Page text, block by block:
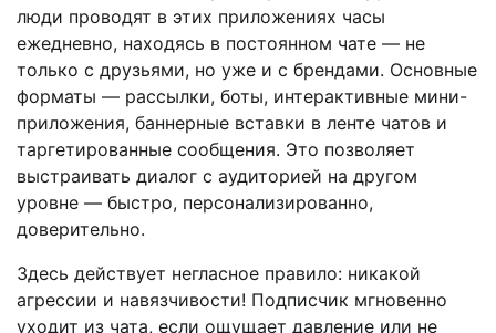
люди проводят в этих приложениях часы
ежедневно, находясь в постоянном чате — не
только с друзьями, но уже и с брендами. Основные
форматы — рассылки, боты, интерактивные мини-
приложения, баннерные вставки в ленте чатов и
таргетированные сообщения. Это позволяет
выстраивать диалог с аудиторией на другом
уровне — быстро, персонализированно,
доверительно.
Здесь действует негласное правило: никакой
агрессии и навязчивости! Подписчик мгновенно
уходит из чата, если ощущает давление или не